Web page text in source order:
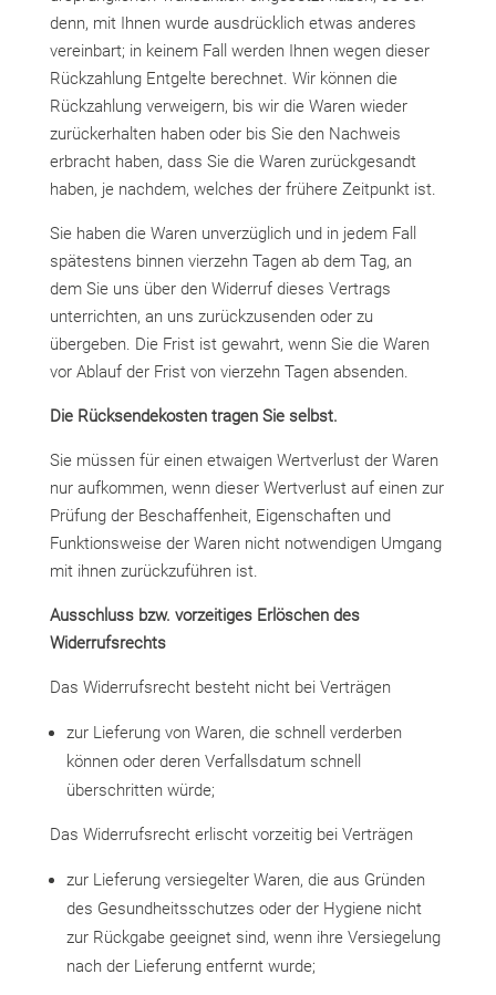
denn, mit Ihnen wurde ausdrücklich etwas anderes
vereinbart; in keinem Fall werden Ihnen wegen dieser
Rückzahlung Entgelte berechnet. Wir können die
Rückzahlung verweigern, bis wir die Waren wieder
zurückerhalten haben oder bis Sie den Nachweis
erbracht haben, dass Sie die Waren zurückgesandt
haben, je nachdem, welches der frühere Zeitpunkt ist.
Sie haben die Waren unverzüglich und in jedem Fall
spätestens binnen vierzehn Tagen ab dem Tag, an
dem Sie uns über den Widerruf dieses Vertrags
unterrichten, an uns zurückzusenden oder zu
übergeben. Die Frist ist gewahrt, wenn Sie die Waren
vor Ablauf der Frist von vierzehn Tagen absenden.
Die Rücksendekosten tragen Sie selbst.
Sie müssen für einen etwaigen Wertverlust der Waren
nur aufkommen, wenn dieser Wertverlust auf einen zur
Prüfung der Beschaffenheit, Eigenschaften und
Funktionsweise der Waren nicht notwendigen Umgang
mit ihnen zurückzuführen ist.
Ausschluss bzw. vorzeitiges Erlöschen des
Widerrufsrechts
Das Widerrufsrecht besteht nicht bei Verträgen
zur Lieferung von Waren, die schnell verderben
können oder deren Verfallsdatum schnell
überschritten würde;
Das Widerrufsrecht erlischt vorzeitig bei Verträgen
zur Lieferung versiegelter Waren, die aus Gründen
des Gesundheitsschutzes oder der Hygiene nicht
zur Rückgabe geeignet sind, wenn ihre Versiegelung
nach der Lieferung entfernt wurde;